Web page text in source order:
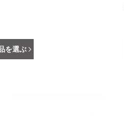
を選ぶ